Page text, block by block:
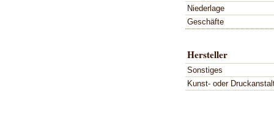
Niederlage
Geschäfte
Hersteller
Sonstiges
Kunst- oder